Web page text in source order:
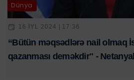
Dünya
16 IYL 2024 | 17:36
“Bütün məqsədlərə nail olmaq
qazanması deməkdir" -